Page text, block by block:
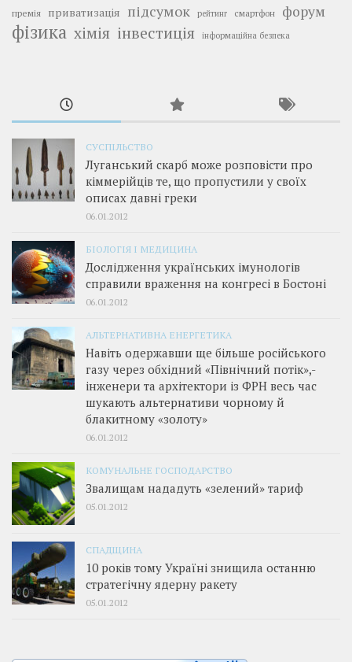
премія приватизація підсумок рейтинг смартфон форум
фізика хімія інвестиція інформаційна безпека
СУСПІЛЬСТВО
Луганський скарб може розповісти про
кіммерійців те, що пропустили у своїх
описах давні греки
06.01.2012
БІОЛОГІЯ І МЕДИЦИНА
Дослідження українських імунологів
справили враження на конгресі в Бостоні
06.01.2012
АЛЬТЕРНАТИВНА ЕНЕРГЕТИКА
Навіть одержавши ще більше російського
газу через обхідний «Північний потік»,­
інженери та архітектори із ФРН весь час
шукають альтернативи чорному й
блакитному «золоту»
06.01.2012
КОМУНАЛЬНЕ ГОСПОДАРСТВО
Звалищам нададуть «зелений» тариф
05.01.2012
СПАДЩИНА
10 років тому Україні знищила останню
стратегічну ядерну ракету
05.01.2012